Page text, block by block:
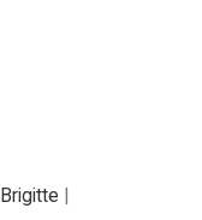
Brigitte |